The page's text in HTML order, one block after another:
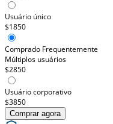
Usuário único
$1850
Comprado Frequentemente
Múltiplos usuários
$2850
Usuário corporativo
$3850
Comprar agora